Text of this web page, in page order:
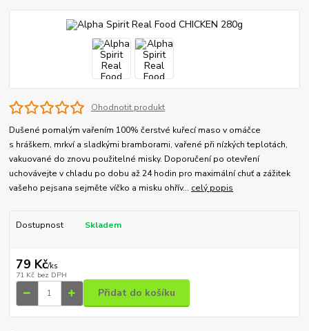
Ohodnotit produkt
Dušené pomalým vařením 100% čerstvé kuřecí maso v omáčce
s hráškem, mrkví a sladkými bramborami, vařené při nízkých teplotách,
vakuované do znovu použitelné misky. Doporučení po otevření
uchovávejte v chladu po dobu až 24 hodin pro maximální chuť a zážitek
vašeho pejsana sejměte víčko a misku ohřív... celý popis
Dostupnost Skladem
79 Kč/ks
71 Kč bez DPH
Přidat do košíku